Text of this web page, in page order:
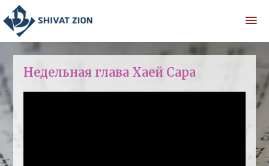
Недельная глава Хаей Сара